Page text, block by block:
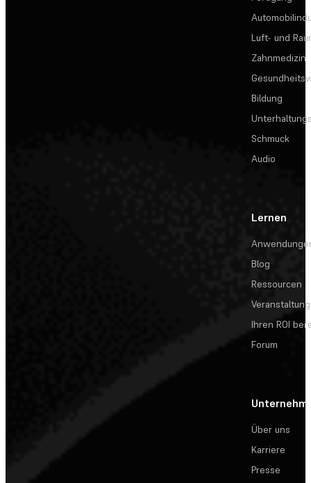
Luft- und
Zahnmedizin
Bildung
Schmuck
Audio
Lernen
Blog
Ressourcen
Ihren ROI
Forum
Über uns
Karriere
Presse